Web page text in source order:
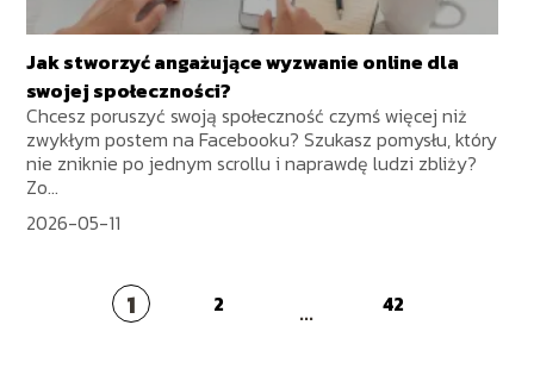
Jak stworzyć angażujące wyzwanie online dla
swojej społeczności?
Chcesz poruszyć swoją społeczność czymś więcej niż
zwykłym postem na Facebooku? Szukasz pomysłu, który
nie zniknie po jednym scrollu i naprawdę ludzi zbliży?
Zo...
2026-05-11
1 2 ... 42